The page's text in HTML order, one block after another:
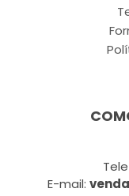
E-mail: